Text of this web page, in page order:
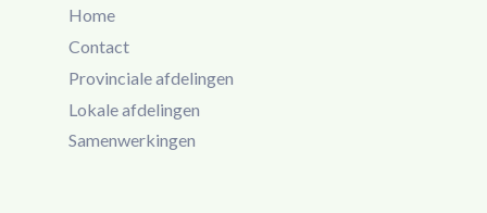
Home
Contact
Provinciale afdelingen
Lokale afdelingen
Samenwerkingen